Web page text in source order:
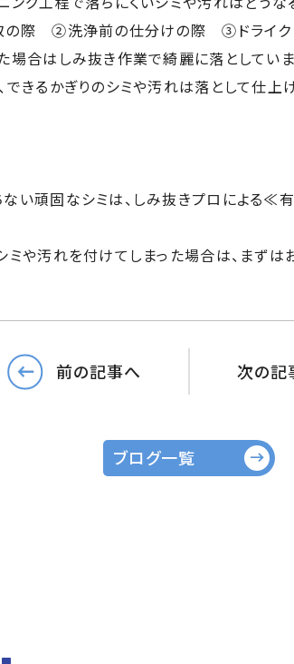
際 ②洗浄前の仕分けの際 ③ドライクリ
場合はしみ抜き作業で綺麗に落としていま
できるかぎりのシミや汚れは落として仕上
ない頑固なシミは、しみ抜きプロによる
ミや汚れを付けてしまった場合は、まずは
前の記事へ 次の記
ブログ一覧